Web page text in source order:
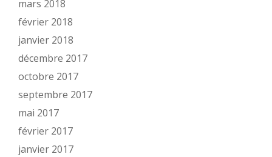
mars 2018
février 2018
janvier 2018
décembre 2017
octobre 2017
septembre 2017
mai 2017
février 2017
janvier 2017